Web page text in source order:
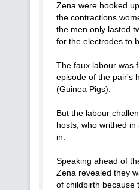
Zena were hooked
the contractions
the men only lasted
for the electrodes to
The faux labour was
episode of the pair's
(Guinea Pigs).
But the labour
hosts, who writhed
in.
Speaking ahead of
Zena revealed they
of childbirth because